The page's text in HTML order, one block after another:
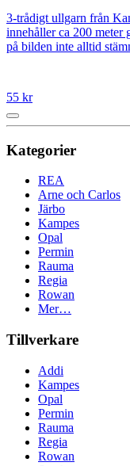
3-trådigt ullgarn från
innehåller ca 200 meter
på bilden inte alltid
55 kr
Kategorier
REA
Arne och Carlos
Järbo
Kampes
Opal
Permin
Rauma
Regia
Rowan
Mer…
Tillverkare
Addi
Kampes
Opal
Permin
Rauma
Regia
Rowan